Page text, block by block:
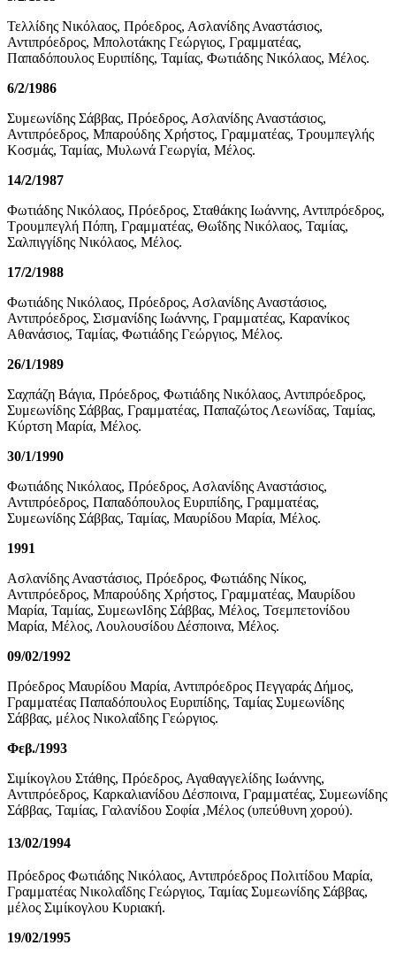
Τελλίδης Νικόλαος, Πρόεδρος, Ασλανίδης Αναστάσιος,
Αντιπρόεδρος, Μπολοτάκης Γεώργιος, Γραμματέας,
Παπαδόπουλος Ευριπίδης, Ταμίας, Φωτιάδης Νικόλαος, Μέλος.
6/2/1986
Συμεωνίδης Σάββας, Πρόεδρος, Ασλανίδης Αναστάσιος,
Αντιπρόεδρος, Μπαρούδης Χρήστος, Γραμματέας, Τρουμπεγλής
Κοσμάς, Ταμίας, Μυλωνά Γεωργία, Μέλος.
14/2/1987
Φωτιάδης Νικόλαος, Πρόεδρος, Σταθάκης Ιωάννης, Αντιπρόεδρος,
Τρουμπεγλή Πόπη, Γραμματέας, Θωΐδης Νικόλαος, Ταμίας,
Σαλπιγγίδης Νικόλαος, Μέλος.
17/2/1988
Φωτιάδης Νικόλαος, Πρόεδρος, Ασλανίδης Αναστάσιος,
Αντιπρόεδρος, Σισμανίδης Ιωάννης, Γραμματέας, Καρανίκος
Αθανάσιος, Ταμίας, Φωτιάδης Γεώργιος, Μέλος.
26/1/1989
Σαχπάζη Βάγια, Πρόεδρος, Φωτιάδης Νικόλαος, Αντιπρόεδρος,
Συμεωνίδης Σάββας, Γραμματέας, Παπαζώτος Λεωνίδας, Ταμίας,
Κύρτση Μαρία, Μέλος.
30/1/1990
Φωτιάδης Νικόλαος, Πρόεδρος, Ασλανίδης Αναστάσιος,
Αντιπρόεδρος, Παπαδόπουλος Ευριπίδης, Γραμματέας,
Συμεωνίδης Σάββας, Ταμίας, Μαυρίδου Μαρία, Μέλος.
1991
Ασλανίδης Αναστάσιος, Πρόεδρος, Φωτιάδης Νίκος,
Αντιπρόεδρος, Μπαρούδης Χρήστος, Γραμματέας, Μαυρίδου
Μαρία, Ταμίας, ΣυμεωνΙδης Σάββας, Μέλος, Τσεμπετονίδου
Μαρία, Μέλος, Λουλουσίδου Δέσποινα, Μέλος.
09/02/1992
Πρόεδρος Μαυρίδου Μαρία, Αντιπρόεδρος Πεγγαράς Δήμος,
Γραμματέας Παπαδόπουλος Ευριπίδης, Ταμίας Συμεωνίδης
Σάββας, μέλος Νικολαΐδης Γεώργιος.
Φεβ./1993
Σιμίκογλου Στάθης, Πρόεδρος, Αγαθαγγελίδης Ιωάννης,
Αντιπρόεδρος, Καρκαλιανίδου Δέσποινα, Γραμματέας, Συμεωνίδης
Σάββας, Ταμίας, Γαλανίδου Σοφία ,Μέλος (υπεύθυνη χορού).
13/02/1994
Πρόεδρος Φωτιάδης Νικόλαος, Αντιπρόεδρος Πολιτίδου Μαρία,
Γραμματέας Νικολαΐδης Γεώργιος, Ταμίας Συμεωνίδης Σάββας,
μέλος Σιμίκογλου Κυριακή.
19/02/1995